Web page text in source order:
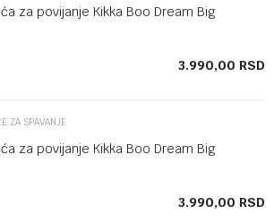
za povijanje Kikka Boo Dream Big
3.990,00 RSD
ZA SPAVANJE
za povijanje Kikka Boo Dream Big
3.990,00 RSD